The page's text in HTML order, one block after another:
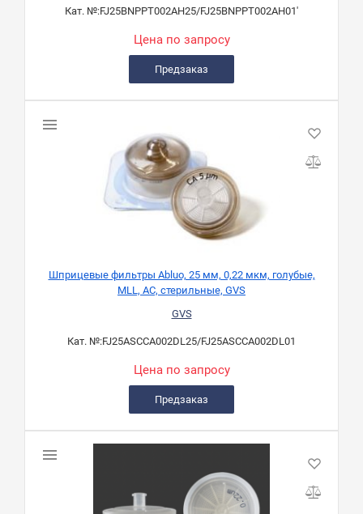
Кат. №:FJ25BNPPT002AH25/FJ25BNPPT002AH01'
Цена по запросу
Предзаказ
Шприцевые фильтры Abluo, 25 мм, 0,22 мкм, голубые,
MLL, АС, стерильные, GVS
GVS
Кат. №:FJ25ASCCA002DL25/FJ25ASCCA002DL01
Цена по запросу
Предзаказ